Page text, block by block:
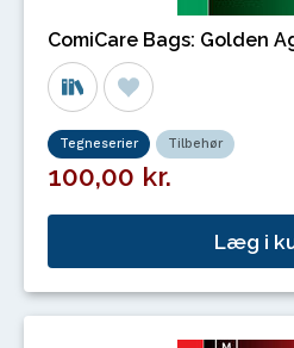
ComiCare Bags: Golden
Tegneserier Tilbehør
100,00 kr.
Læg i